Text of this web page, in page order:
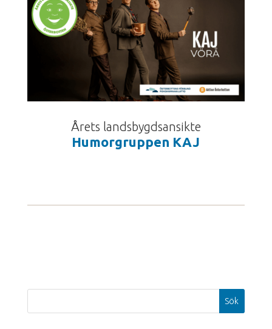
Årets landsbygdsansikte
Humorgruppen KAJ
Sök